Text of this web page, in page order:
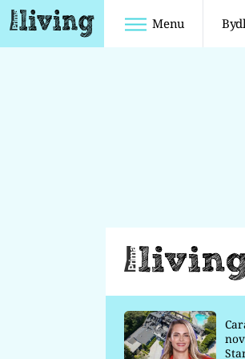
Menu
DĚTSKÝ POKOJ